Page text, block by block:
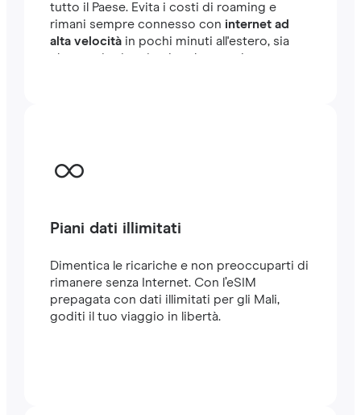
tutto il Paese. Evita i costi di roaming e
rimani sempre connesso con internet ad
alta velocitàin pochi minuti all'estero, sia
che tu stia viaggiando o lavorando.
Piani dati illimitati
Dimentica le ricariche e non preoccuparti di
rimanere senza Internet. Con l’eSIM
prepagata con dati illimitati per gli Mali,
goditi il tuo viaggio in libertà.